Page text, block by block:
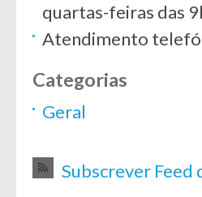
quartas-feiras das
Atendimento
Categorias
Geral
Subscrever Feed